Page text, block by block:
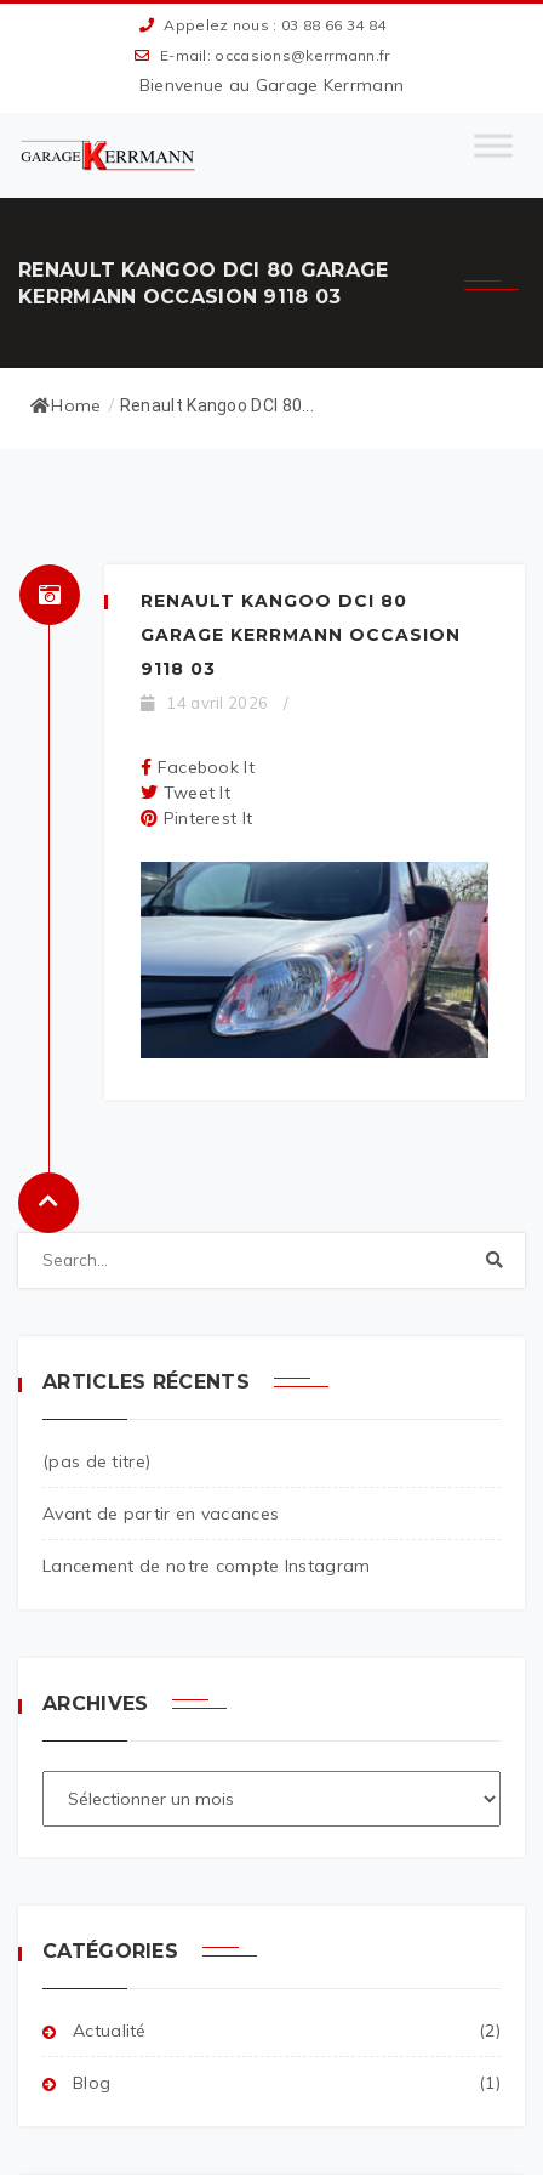
Appelez nous : 03 88 66 34 84
E-mail: occasions@kerrmann.fr
Bienvenue au Garage Kerrmann
RENAULT KANGOO DCI 80 GARAGE
KERRMANN OCCASION 9118 03
Home / Renault Kangoo DCI 80...
RENAULT KANGOO DCI 80
GARAGE KERRMANN OCCASION
9118 03
14 avril 2026 /
Facebook It
Tweet It
Pinterest It
ARTICLES RÉCENTS
(pas de titre)
Avant de partir en vacances
Lancement de notre compte Instagram
ARCHIVES
CATÉGORIES
Actualité (2)
Blog (1)